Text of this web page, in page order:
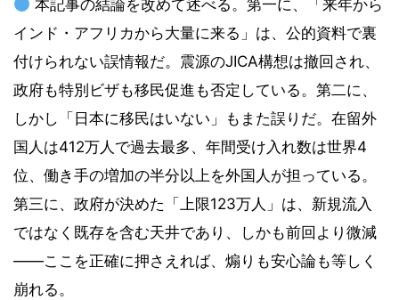
本記事の結論を改めて述べる。第一に、「来年から
インド・アフリカから大量に来る」は、公的資料で裏
付けられない誤情報だ。震源のJICA構想は撤回され、
政府も特別ビザも移民促進も否定している。第二に、
しかし「日本に移民はいない」もまた誤りだ。在留外
国人は412万人で過去最多、年間受け入れ数は世界4
位、働き手の増加の半分以上を外国人が担っている。
第三に、政府が決めた「上限123万人」は、新規流入
ではなく既存を含む天井であり、しかも前回より微減
――ここを正確に押さえれば、煽りも安心論も等しく
崩れる。